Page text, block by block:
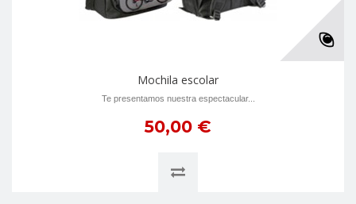
Mochila escolar
Te presentamos nuestra espectacular...
50,00 €